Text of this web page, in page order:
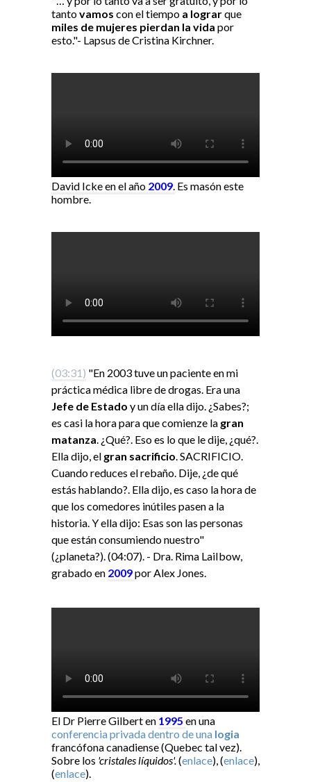
tantovamos con el tiempo a lograrque
miles de mujeres pierdan la vida por
esto."- Lapsus de Cristina Kirchner.
David Icke en el año 2009. Es masón este
hombre.
(03:31) "En 2003 tuve un paciente en mi
práctica médica libre de drogas. Era una
Jefe de Estado y un día ella dijo. ¿Sabes?;
es casi la hora para que comienze la gran
matanza. ¿Qué?. Eso es lo que le dije, ¿qué?.
Ella dijo, el gran sacrificio. SACRIFICIO.
Cuando reduces el rebaño. Dije, ¿de qué
estás hablando?. Ella dijo, es caso la hora de
que los comedores inútiles pasen a la
historia. Y ella dijo: Esas son las personas
que están consumiendo nuestro"
(¿planeta?). (04:07). - Dra. Rima LaiIbow,
grabado en 2009por Alex Jones.
El Dr Pierre Gilbert en 1995 en una
conferencia privada dentro de una logia
francófona canadiense (Quebec tal vez).
Sobre los 'cristales líquidos'.(enlace), (enlace),
(enlace).